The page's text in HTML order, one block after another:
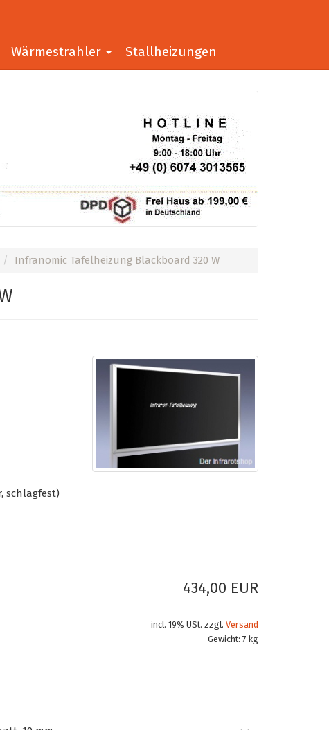
Wärmestrahler Stallheizungen
Infranomic Tafelheizung Blackboard 320 W
schlagfest)
434,00 EUR
incl. 19% USt. zzgl. Versand
Gewicht: 7 kg